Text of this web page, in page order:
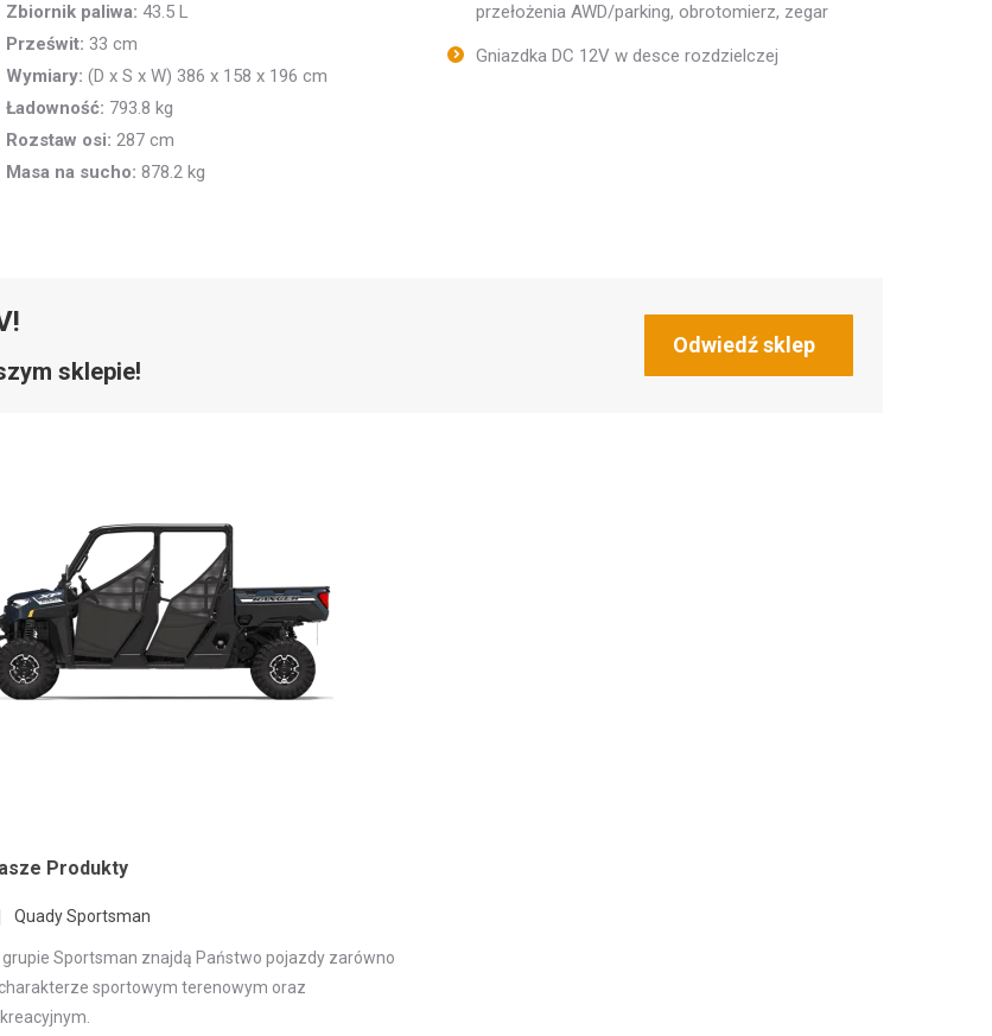
Zbiornik paliwa: 43.5 L
Prześwit: 33 cm
Wymiary: (D x S x W) 386 x 158 x 196 cm
Ładowność: 793.8 kg
Rozstaw osi: 287 cm
Masa na sucho: 878.2 kg
przełożenia AWD/parking, obrotomierz, zegar
Gniazdka DC 12V w desce rozdzielczej
sklepie!
Odwiedź sklep
Produkty
Quady Sportsman
grupie Sportsman znajdą Państwo pojazdy zarówno
sportowym terenowym oraz